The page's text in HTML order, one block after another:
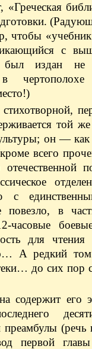
«Греческая
чтобы
с
был издан
той
он —
всего
отечественной
с
в
для чтения
А редкий
до сих пор
содержит его
преамбулы (речь
первой